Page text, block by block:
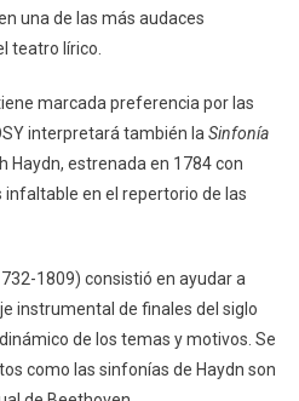
una de las más audaces
teatro lírico.
marcada preferencia por las
interpretará también la Sinfonía
Haydn, estrenada en 1784 con
en el repertorio de las
1809) consistió en ayudar a
instrumental de finales del siglo
de los temas y motivos. Se
como las sinfonías de Haydn son